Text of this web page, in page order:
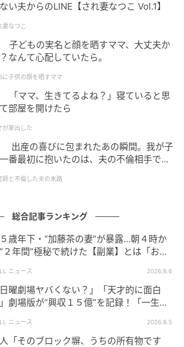
い夫からのLINE【され妻なつこ Vol.1】
妻なつこ
子どもの実名と顔を晒すママ、大丈夫か
なんて心配していたら。
に子供の顔を晒すママ
「ママ、生きてるよね？」寝ていると思
部屋を開けたら
が家出した
出産の喜びに包まれたあの瞬間。我が子
番最初に抱いたのは、夫の不倫相手でし
師と不倫した夫の末路
総合記事ランキング
歳年下・“加藤茶の妻”が暴露…朝４時か
２年間”極秘で続けた【副業】とは「お金
ニュース 2026.8.6
日曜劇場ヤバくない？」「天才的に面白
劇場版が“興収１５億”を記録！「一生言
ニュース 2026.8.5
「そのブロック塀、うちの所有物です